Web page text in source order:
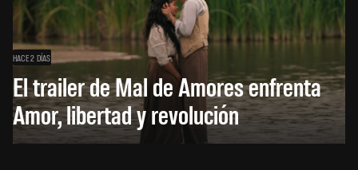
HACE 2 DÍAS
El trailer de Mal de Amores enfrenta
Amor, libertad y revolución